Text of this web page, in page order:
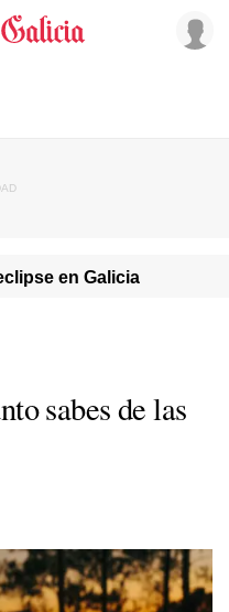
en Galicia
sabes de las